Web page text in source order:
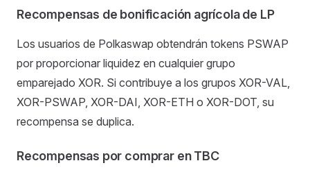
Recompensas de bonificación agrícola de LP
Los usuarios de Polkaswap obtendrán tokens PSWAP
por proporcionar liquidez en cualquier grupo
emparejado XOR. Si contribuye a los grupos XOR-VAL,
XOR-PSWAP, XOR-DAI, XOR-ETH o XOR-DOT, su
recompensa se duplica.
Recompensas por comprar en TBC